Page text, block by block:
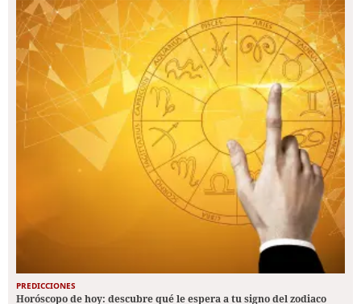
PREDICCIONES
Horóscopo de hoy: descubre qué le espera a tu signo del zodiaco